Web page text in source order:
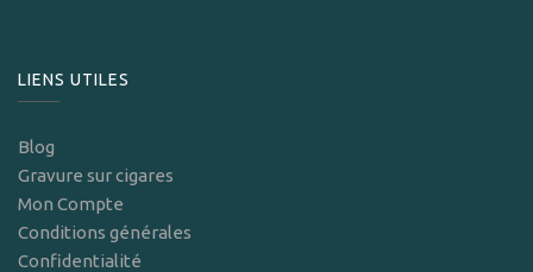
LIENS UTILES
Blog
Gravure sur cigares
Mon Compte
Conditions générales
Confidentialité